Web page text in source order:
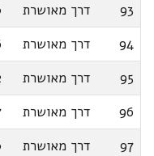
93
דרך מאושרת
94
דרך מאושרת
95
דרך מאושרת
96
דרך מאושרת
97
דרך מאושרת